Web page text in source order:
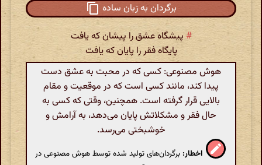
برگردان به زبان ساده
# پیشگاه عشق را پیشان که یافت
پایگاه فقر را پایان که یافت
هوش مصنوعی: کسی که در محبت به عشق دست
پیدا کند، مانند کسی است که در موقعیت و مقام
بالایی قرار گرفته است. همچنین، وقتی که کسی به
حال فقر و مشکلاتش پایان می‌دهد، به آرامش و
خوشبختی می‌رسد.
اخطار: برگردان‌های تولید شده توسط هوش مصنوعی در